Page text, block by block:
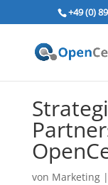
+49 (0)
von Marketing